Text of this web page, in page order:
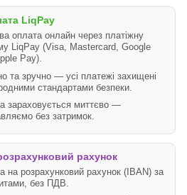
LiqPay
оплата онлайн через платіжну
LiqPay (Visa, Mastercard, Google
Pay).
та зручно — усі платежі захищені
стандартами безпеки.
зараховується миттєво —
без затримок.
рахунок
на розрахунковий рахунок (IBAN) за
без ПДВ.